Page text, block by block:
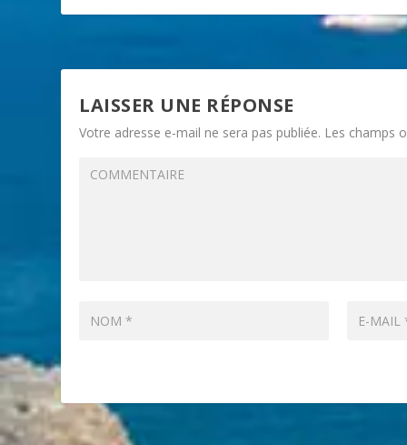
LAISSER UNE RÉPONSE
Votre adresse e-mail ne sera pas publiée. Les champs